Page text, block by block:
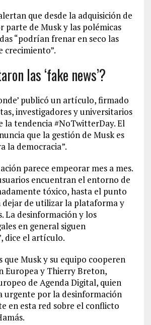
que desde la adquisición de
parte de Musk y las polémicas
“podrían frenar en seco las
crecimiento”.
las ‘fake news’?
publicó un artículo, firmado
investigadores y universitarios
la tendencia #NoTwitterDay. El
que la gestión de Musk es
la democracia”.
parece empeorar mes a mes.
encuentran el entorno de
tóxico, hasta el punto
dejar de utilizar la plataforma y
La desinformación y los
en general siguen
dice el artículo.
que Musk y su equipo cooperen
Europea y Thierry Breton,
de Agenda Digital, quien
urgente por la desinformación
en esta red sobre el conflicto